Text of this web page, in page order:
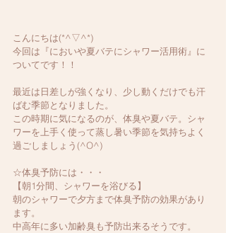
こんにちは(*^▽^*)
今回は『においや夏バテにシャワー活用術』に
ついてです！！
最近は日差しが強くなり、少し動くだけでも汗
ばむ季節となりました。
この時期に気になるのが、体臭や夏バテ。シャ
ワーを上手く使って蒸し暑い季節を気持ちよく
過ごしましょう(^O^)
☆体臭予防には・・・
【朝1分間、シャワーを浴びる】
朝のシャワーで夕方まで体臭予防の効果があり
ます。
中高年に多い加齢臭も予防出来るそうです。